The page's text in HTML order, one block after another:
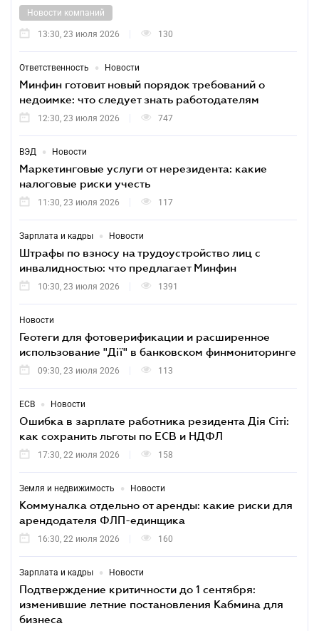
Новости компаний
13:30, 23 июля 2026 130
Ответственность • Новости
Минфин готовит новый порядок требований о
недоимке: что следует знать работодателям
12:30, 23 июля 2026 747
ВЭД • Новости
Маркетинговые услуги от нерезидента: какие
налоговые риски учесть
11:30, 23 июля 2026 117
Зарплата и кадры • Новости
Штрафы по взносу на трудоустройство лиц с
инвалидностью: что предлагает Минфин
10:30, 23 июля 2026 1391
Новости
Геотеги для фотоверификации и расширенное
использование "Дії" в банковском финмониторинге
09:30, 23 июля 2026 113
ЕСВ • Новости
Ошибка в зарплате работника резидента Дія Сіті:
как сохранить льготы по ЕСВ и НДФЛ
17:30, 22 июля 2026 158
Земля и недвижимость • Новости
Коммуналка отдельно от аренды: какие риски для
арендодателя ФЛП-единщика
16:30, 22 июля 2026 160
Зарплата и кадры • Новости
Подтверждение критичности до 1 сентября:
изменившие летние постановления Кабмина для
бизнеса